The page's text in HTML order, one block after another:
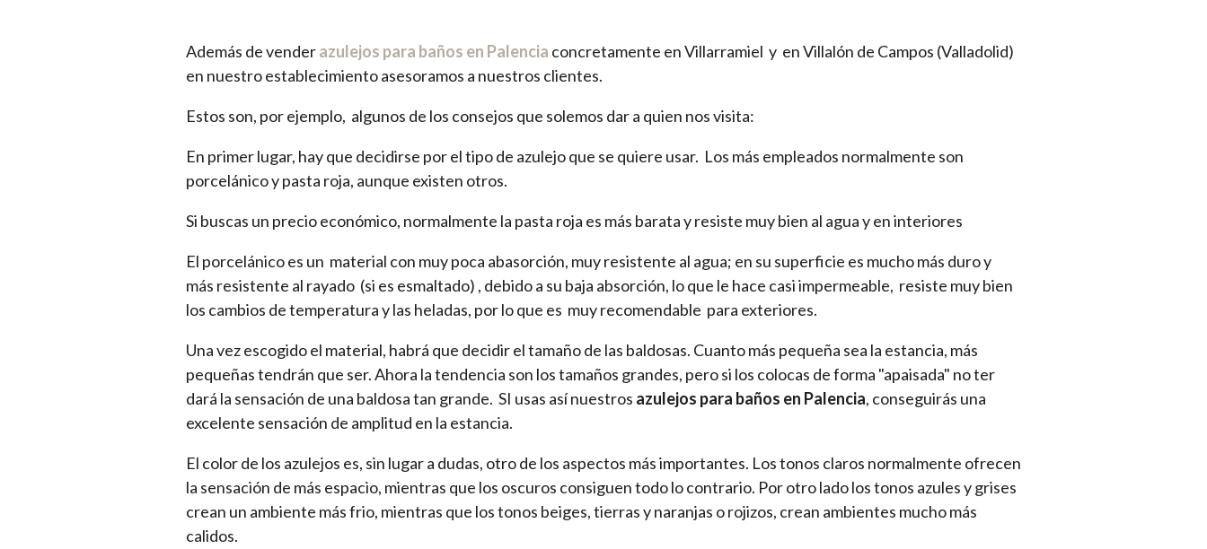
Además de venderazulejos para baños en Palencia concretamente en Villarramiel y en Villalón de Campos (Valladolid)
en nuestro establecimiento asesoramos a nuestros clientes.
Estos son, por ejemplo, algunos de los consejos que solemos dar a quien nos visita:
En primer lugar, hay que decidirse por el tipo de azulejo que se quiere usar. Los más empleados normalmente son
porcelánico y pasta roja, aunque existen otros.
Si buscas un precio económico, normalmente la pasta roja es más barata y resiste muy bien al agua y en interiores
El porcelánico es un material con muy poca abasorción, muy resistente al agua; en su superficie es mucho más duro y
más resistente al rayado (si es esmaltado) , debido a su baja absorción, lo que le hace casi impermeable, resiste muy bien
los cambios de temperatura y las heladas, por lo que es muy recomendable para exteriores.
Una vez escogido el material, habrá que decidir el tamaño de las baldosas. Cuanto más pequeña sea la estancia, más
pequeñas tendrán que ser. Ahora la tendencia son los tamaños grandes, pero si los colocas de forma "apaisada" no ter
dará la sensación de una baldosa tan grande. SI usas así nuestros azulejos para baños en Palencia, conseguirás una
excelente sensación de amplitud en la estancia.
El color de los azulejos es, sin lugar a dudas, otro de los aspectos más importantes. Los tonos claros normalmente ofrecen
la sensación de más espacio, mientras que los oscuros consiguen todo lo contrario. Por otro lado los tonos azules y grises
crean un ambiente más frio, mientras que los tonos beiges, tierras y naranjas o rojizos, crean ambientes mucho más
calidos.